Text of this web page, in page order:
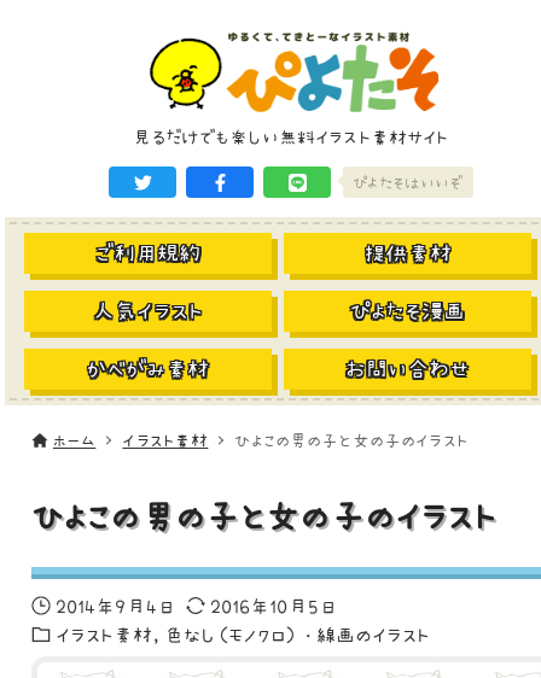
見るだけでも楽しい無料イラスト素材サイト
ぴよたそはいいぞ
ご利用規約 提供素材
人気イラスト ぴよたそ漫画
かべがみ素材 お問い合わせ
ホーム イラスト素材 ひよこの男の子と女の子のイラスト
ひよこの男の子と女の子のイラスト
2014年9月4日
2016年10月5日
イラスト素材
色なし（モノクロ）・線画のイラスト